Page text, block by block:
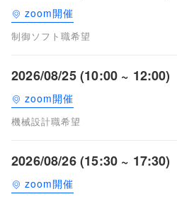
zoom開催
制御ソフト職希望
2026/08/25 (10:00 ~ 12:00)
zoom開催
機械設計職希望
2026/08/26 (15:30 ~ 17:30)
zoom開催